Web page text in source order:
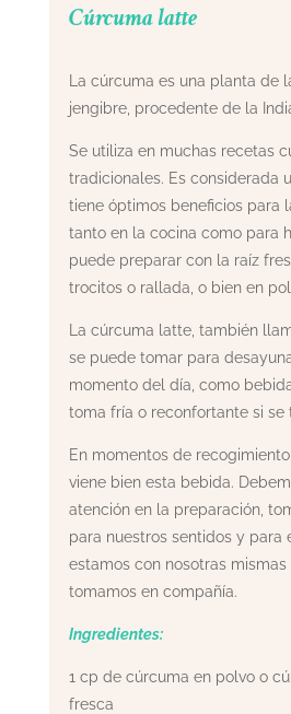
Cúrcuma latte
La cúrcuma es una planta de
jengibre, procedente de la
Se utiliza en muchas recetas
tradicionales. Es considerada
tiene óptimos beneficios para
tanto en la cocina como para
puede preparar con la raíz
trocitos o rallada, o bien en
La cúrcuma latte, también
se puede tomar para
momento del día, como
toma fría o reconfortante si se
En momentos de
viene bien esta bebida.
atención en la preparación,
para nuestros sentidos y para
estamos con nosotras mismas
tomamos en compañía.
Ingredientes:
1 cp de cúrcuma en polvo o
fresca